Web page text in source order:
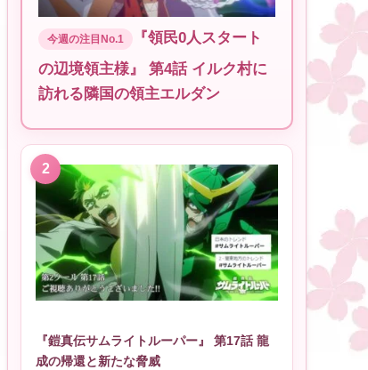
『領民0人スタート
の辺境領主様』 第4話 イルク村に
訪れる隣国の領主エルダン
『鎧真伝サムライトルーパー』 第17話 龍
成の帰還と新たな脅威